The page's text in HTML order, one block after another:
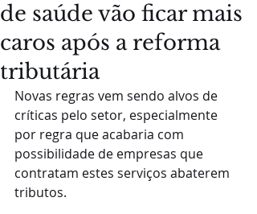
de saúde vão ficar mais
caros após a reforma
tributária
Novas regras vem sendo alvos de
críticas pelo setor, especialmente
por regra que acabaria com
possibilidade de empresas que
contratam estes serviços abaterem
tributos.